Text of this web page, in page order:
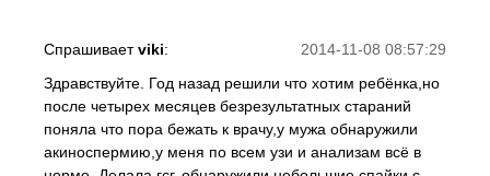
2014-11-08 08:57:29
Спрашиваетviki:
Здравствуйте. Год назад решили что хотим ребёнка,но
после четырех месяцев безрезультатных стараний
поняла что пора бежать к врачу,у мужа обнаружили
акиноспермию,у меня по всем узи и анализам всё в